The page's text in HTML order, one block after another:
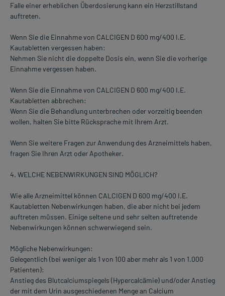
Falle einer erheblichen Überdosierung kann ein Herzstillstand
auftreten.
Wenn Sie die Einnahme von CALCIGEN D 600 mg/400 I.E.
Kautabletten vergessen haben:
Nehmen Sie nicht die doppelte Dosis ein, wenn Sie die vorherige
Einnahme vergessen haben.
Wenn Sie die Einnahme von CALCIGEN D 600 mg/400 I.E.
Kautabletten abbrechen:
Wenn Sie die Behandlung unterbrechen oder vorzeitig beenden
wollen, halten Sie bitte Rücksprache mit Ihrem Arzt.
Wenn Sie weitere Fragen zur Anwendung des Arzneimittels haben,
fragen Sie Ihren Arzt oder Apotheker.
4. WELCHE NEBENWIRKUNGEN SIND MÖGLICH?
Wie alle Arzneimittel können CALCIGEN D 600 mg/400 I.E.
Kautabletten Nebenwirkungen haben, die aber nicht bei jedem
auftreten müssen. Einige seltene und sehr selten auftretende
Nebenwirkungen können schwerwiegend sein.
Mögliche Nebenwirkungen:
Gelegentlich (bei weniger als 1 von 100 aber mehr als 1 von 1.000
Patienten):
Anstieg des Blutcalciumspiegels (Hypercalcämie) und/oder Anstieg
der mit dem Urin ausgeschiedenen Menge an Calcium